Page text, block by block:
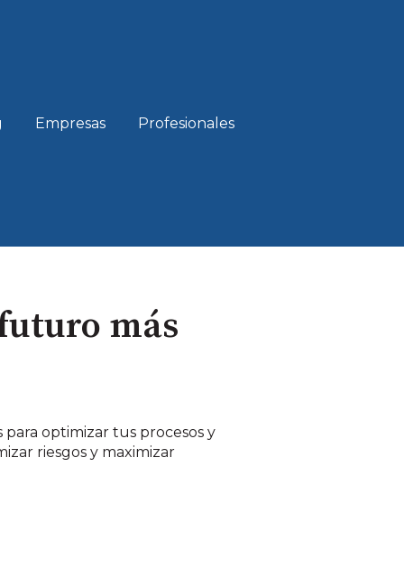
Empresas Profesionales
más
optimizar tus procesos y
riesgos y maximizar